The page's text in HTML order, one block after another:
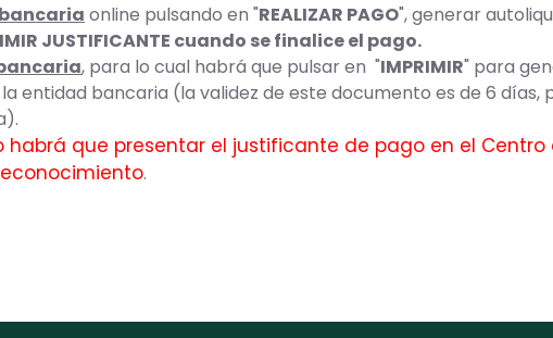
online pulsando en "REALIZAR PAGO", generar
JUSTIFICANTE cuando se finalice el pago.
, para lo cual habrá que pulsar en "IMPRIMIR" para
entidad bancaria (la validez de este documento es de 6 días,
habrá que presentar el justificante de pago en el
.